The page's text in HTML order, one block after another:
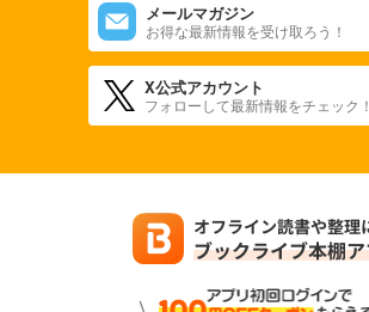
メールマガジン
お得な最新情報を受け取ろう！
X公式アカウント
フォローして最新情報をチェック！